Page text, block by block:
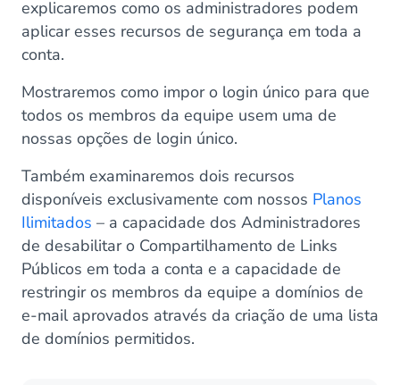
explicaremos como os administradores podem
aplicar esses recursos de segurança em toda a
conta.
Mostraremos como impor o login único para que
todos os membros da equipe usem uma de
nossas opções de login único.
Também examinaremos dois recursos
disponíveis exclusivamente com nossos Planos
Ilimitados – a capacidade dos Administradores
de desabilitar o Compartilhamento de Links
Públicos em toda a conta e a capacidade de
restringir os membros da equipe a domínios de
e-mail aprovados através da criação de uma lista
de domínios permitidos.